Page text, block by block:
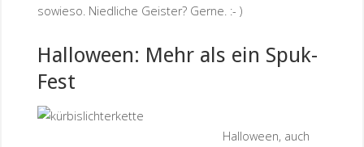
sowieso. Niedliche Geister? Gerne. :- )
Halloween: Mehr als ein Spuk-
Fest
Halloween, auch